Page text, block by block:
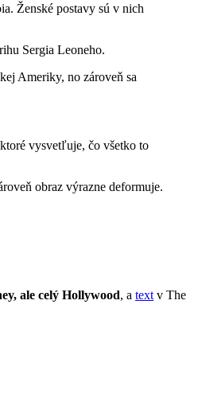
Ženské postavy sú v nich
Sergia Leoneho.
Ameriky, no zároveň sa
vysvetľuje, čo všetko to
obraz výrazne deformuje.
ale celý Hollywood, a text v The